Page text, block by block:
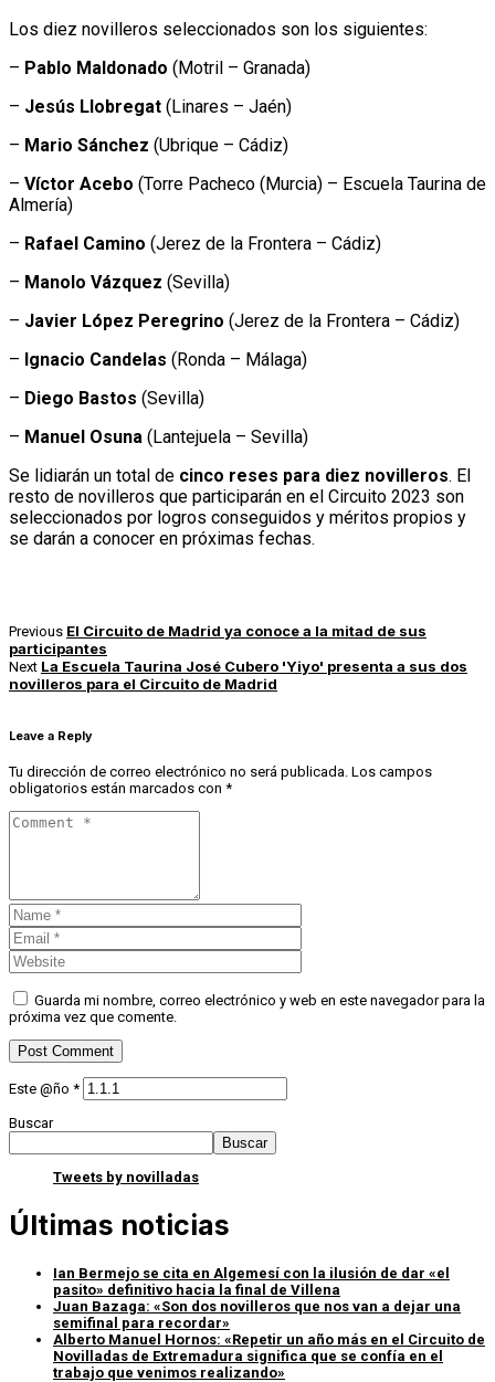
Los diez novilleros seleccionados son los siguientes:
– Pablo Maldonado (Motril – Granada)
– Jesús Llobregat (Linares – Jaén)
– Mario Sánchez (Ubrique – Cádiz)
– Víctor Acebo (Torre Pacheco (Murcia) – Escuela Taurina de
Almería)
– Rafael Camino (Jerez de la Frontera – Cádiz)
– Manolo Vázquez (Sevilla)
– Javier López Peregrino (Jerez de la Frontera – Cádiz)
– Ignacio Candelas (Ronda – Málaga)
– Diego Bastos (Sevilla)
– Manuel Osuna (Lantejuela – Sevilla)
Se lidiarán un total de cinco reses para diez novilleros. El
resto de novilleros que participarán en el Circuito 2023 son
seleccionados por logros conseguidos y méritos propios y
se darán a conocer en próximas fechas.
Previous El Circuito de Madrid ya conoce a la mitad de sus
participantes
Next La Escuela Taurina José Cubero 'Yiyo' presenta a sus dos
novilleros para el Circuito de Madrid
Leave a Reply
Tu dirección de correo electrónico no será publicada. Los campos
obligatorios están marcados con *
Guarda mi nombre, correo electrónico y web en este navegador para la
próxima vez que comente.
Este @ño *
Buscar
Buscar
Tweets by novilladas
Últimas noticias
Ian Bermejo se cita en Algemesí con la ilusión de dar «el
pasito» definitivo hacia la final de Villena
Juan Bazaga: «Son dos novilleros que nos van a dejar una
semifinal para recordar»
Alberto Manuel Hornos: «Repetir un año más en el Circuito de
Novilladas de Extremadura significa que se confía en el
trabajo que venimos realizando»